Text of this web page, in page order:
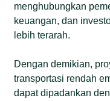
menghubungkan
keuangan, dan
lebih terarah.
Dengan demikian,
transportasi rendah
dapat dipadankan